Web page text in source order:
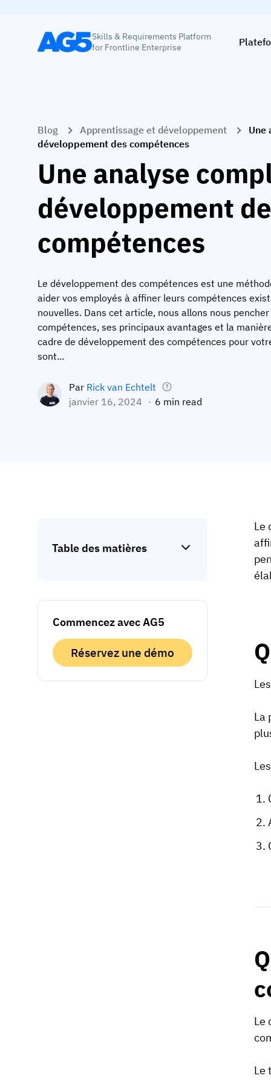
Skills & Requirements Platform
for Frontline Enterprise
Blog Apprentissage et développement
Une
développement des compétences
Une analyse
développement
compétences
Le développement des compétences est une
aider vos employés à affiner leurs compétences
nouvelles. Dans cet article, nous allons nous
compétences, ses principaux avantages et la
cadre de développement des compétences pour
sont...
Par Rick van Echtelt
janvier 16, 2024
6 min read
Table des matières
Commencez avec AG5
Réservez une démo
Le
La
Le
Le